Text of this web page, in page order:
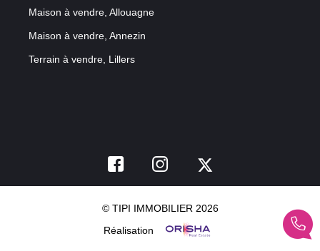
Maison à vendre, Allouagne
Maison à vendre, Annezin
Terrain à vendre, Lillers
© TIPI IMMOBILIER 2026
Réalisation